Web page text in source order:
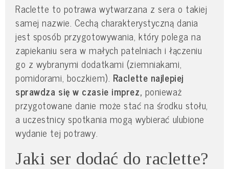
Raclette to potrawa wytwarzana z sera o takiej
samej nazwie. Cechą charakterystyczną dania
jest sposób przygotowywania, który polega na
zapiekaniu sera w małych patelniach i łączeniu
go z wybranymi dodatkami (ziemniakami,
pomidorami, boczkiem). Raclette najlepiej
sprawdza się w czasie imprez, ponieważ
przygotowane danie może stać na środku stołu,
a uczestnicy spotkania mogą wybierać ulubione
wydanie tej potrawy.
Jaki ser dodać do raclette?